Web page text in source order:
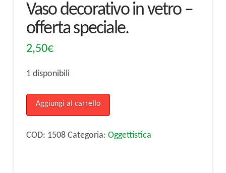
Vaso decorativo in vetro –
offerta speciale.
2,50€
1 disponibili
Vaso
decorativo
in
Aggiungi al carrello
COD: 1508 Categoria: Oggettistica